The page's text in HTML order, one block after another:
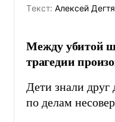
Tекст: Алексей
Между убитой
трагедии
Дети знали друг
по делам